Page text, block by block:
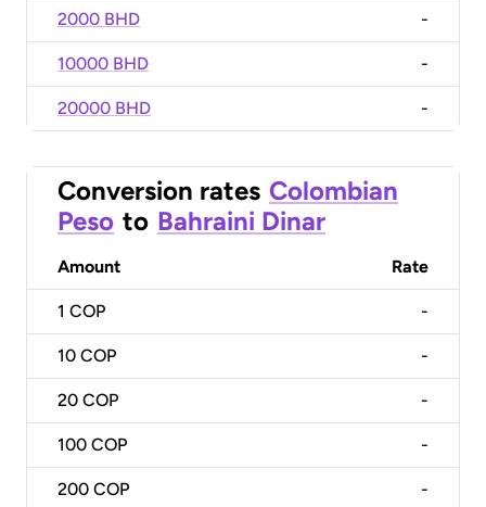
2000 BHD -
10000 BHD -
20000 BHD -
Conversion rates Colombian
Peso to Bahraini Dinar
Amount Rate
1 COP -
10 COP -
20 COP -
100 COP -
200 COP -